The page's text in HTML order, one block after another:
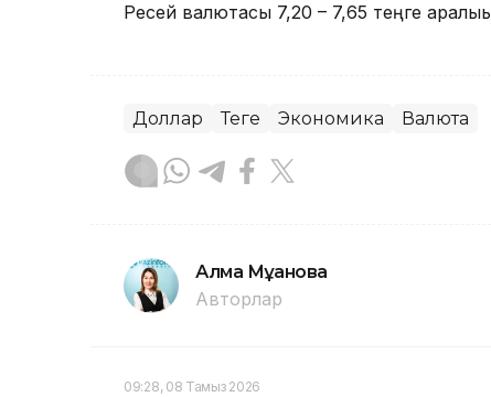
Ресей валютасы 7,20 – 7,65 теңге
Доллар Теңге Экономика Валюта
Алма Мұқанова
Авторлар
09:28, 08 Тамыз 2026